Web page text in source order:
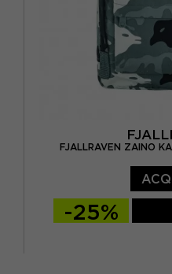
FJALLRAVEN ZAINO
-25%